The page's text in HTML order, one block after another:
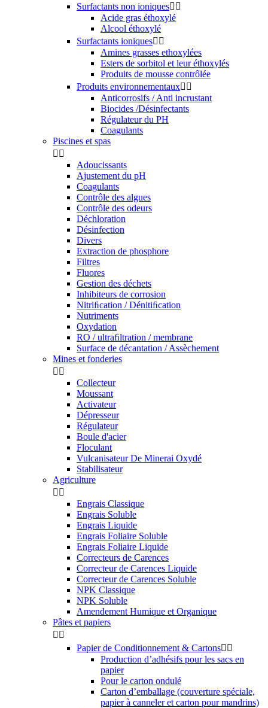
Surfactants non ioniques 
Acide gras éthoxylé
Alcool éthoxylé
Surfactants ioniques 
Amines grasses ethoxylées
Esters de sorbitol et leur éthoxylés
Produits de mousse contrôlée
Produits environnementaux 
Anticorrosifs / Anti incrustant
Biocides /Désinfectants
Régulateur du PH
Coagulants
Piscines et spas
 
Adoucissants
Ajustement du pH
Coagulants
Contrôle des algues
Contrôle des odeurs
Déchloration
Désinfection
Divers
Extraction de phosphore
Filtres
Fluores
Gestion des déchets
Inhibiteurs de corrosion
Nitriﬁcation / Dénitiﬁcation
Nutriments
Oxydation
RO / ultraﬁltration / membrane
Surface de décantation / Assèchement
Mines et fonderies
 
Collecteur
Moussant
Activateur
Dépresseur
Régulateur
Boule d'acier
Floculant
Vulcanisateur De Minerai Oxydé
Stabilisateur
Agriculture
 
Engrais Classique
Engrais Soluble
Engrais Liquide
Engrais Foliaire Soluble
Engrais Foliaire Liquide
Correcteurs de Carences
Correcteur de Carences Liquide
Correcteur de Carences Soluble
NPK Classique
NPK Soluble
Amendement Humique et Organique
Pâtes et papiers
 
Papier de Conditionnement & Cartons 
Production d’adhésifs pour les sacs en
papier
Pour le carton ondulé
Carton d’emballage (couverture spéciale,
papier à canneler et carton pour mandrins)